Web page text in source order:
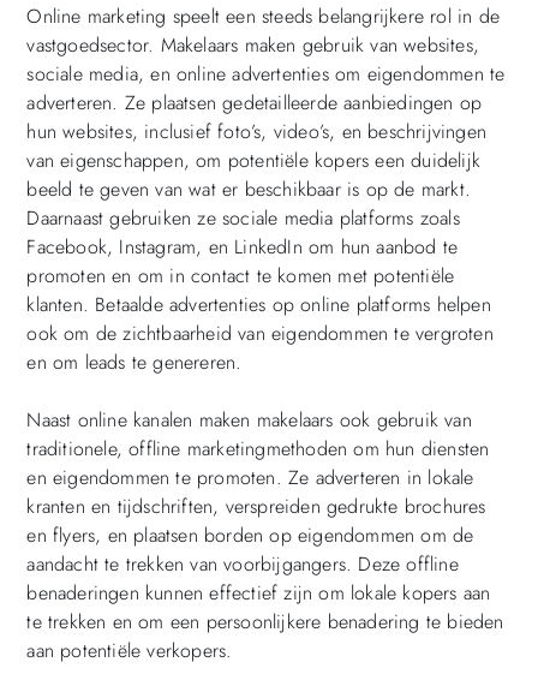
Online marketing speelt een steeds belangrijkere rol in de
vastgoedsector. Makelaars maken gebruik van websites,
sociale media, en online advertenties om eigendommen te
adverteren. Ze plaatsen gedetailleerde aanbiedingen op
hun websites, inclusief foto’s, video’s, en beschrijvingen
van eigenschappen, om potentiële kopers een duidelijk
beeld te geven van wat er beschikbaar is op de markt.
Daarnaast gebruiken ze sociale media platforms zoals
Facebook, Instagram, en LinkedIn om hun aanbod te
promoten en om in contact te komen met potentiële
klanten. Betaalde advertenties op online platforms helpen
ook om de zichtbaarheid van eigendommen te vergroten
en om leads te genereren.
Naast online kanalen maken makelaars ook gebruik van
traditionele, offline marketingmethoden om hun diensten
en eigendommen te promoten. Ze adverteren in lokale
kranten en tijdschriften, verspreiden gedrukte brochures
en flyers, en plaatsen borden op eigendommen om de
aandacht te trekken van voorbijgangers. Deze offline
benaderingen kunnen effectief zijn om lokale kopers aan
te trekken en om een persoonlijkere benadering te bieden
aan potentiële verkopers.